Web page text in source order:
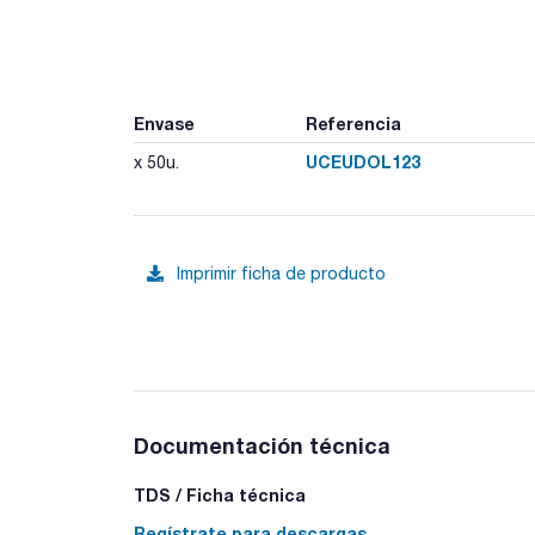
Envase Referencia
x 50u. UCEUDOL123
Imprimir ficha de producto
Documentación técnica
TDS / Ficha técnica